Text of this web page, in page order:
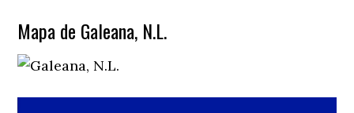
Mapa de Galeana, N.L.